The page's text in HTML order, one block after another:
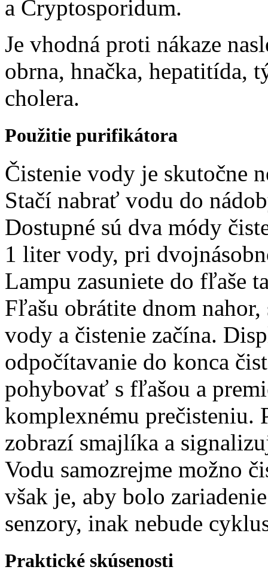
a Cryptosporidum.
Je vhodná proti nákaze
obrna, hnačka, hepatitída,
cholera.
Použitie purifikátora
Čistenie vody je skutočne
Stačí nabrať vodu do
Dostupné sú dva módy
1 liter vody, pri
Lampu zasuniete do fľaše
Fľašu obrátite dnom
vody a čistenie začína.
odpočítavanie do konca
pohybovať s fľašou a
komplexnému
zobrazí smajlíka a
Vodu samozrejme možno
však je, aby bolo
senzory, inak nebude
Praktické skúsenosti